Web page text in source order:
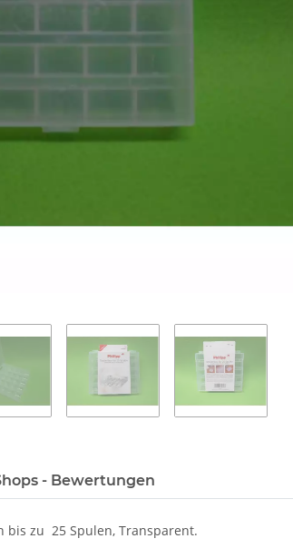
- Bewertungen
bis zu 25 Spulen, Transparent.